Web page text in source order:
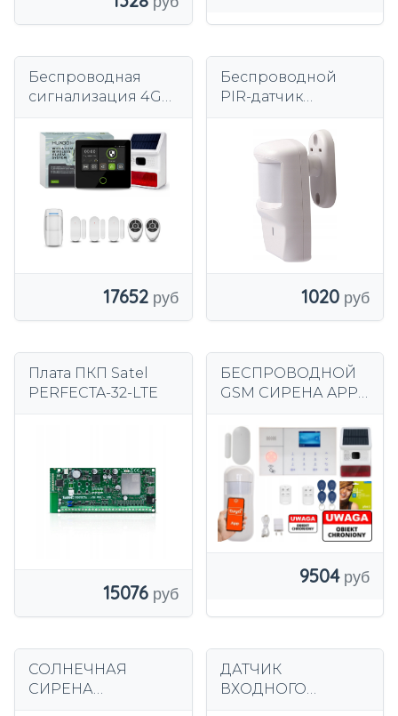
Беспроводная
сигнализация 4G
HUXGO HXA502 B +
уличная сирена
17652
Беспроводной
PIR-датчик
использования в
помещении, 8 м,
1020
Плата ПКП Satel
PERFECTA-32-LTE
15076
БЕСПРОВОДНОЙ
GSM СИРЕНА APP
9504
СОЛНЕЧНАЯ
СИРЕНА
ДАТЧИК
ВХОДНОГО